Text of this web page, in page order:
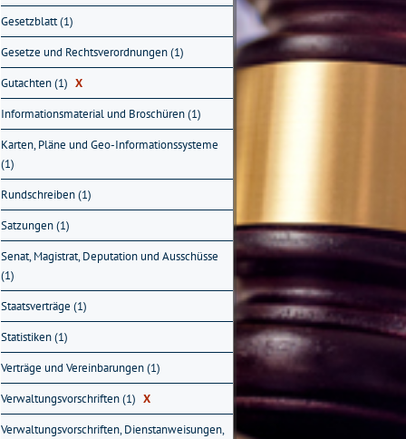
Gesetzblatt (1)
Gesetze und Rechtsverordnungen (1)
Gutachten (1) X
Informationsmaterial und Broschüren (1)
Karten, Pläne und Geo-Informationssysteme
(1)
Rundschreiben (1)
Satzungen (1)
Senat, Magistrat, Deputation und Ausschüsse
(1)
Staatsverträge (1)
Statistiken (1)
Verträge und Vereinbarungen (1)
Verwaltungsvorschriften (1) X
Verwaltungsvorschriften, Dienstanweisungen,